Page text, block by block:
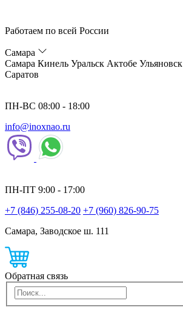
Работаем по всей России
Самара
Самара Кинель Уральск Актобе Ульяновск
Саратов
ПН-ВС 08:00 - 18:00
info@inoxnao.ru
ПН-ПТ 9:00 - 17:00
+7 (846) 255-08-20 +7 (960) 826-90-75
Самара, Заводское ш. 111
Обратная связь